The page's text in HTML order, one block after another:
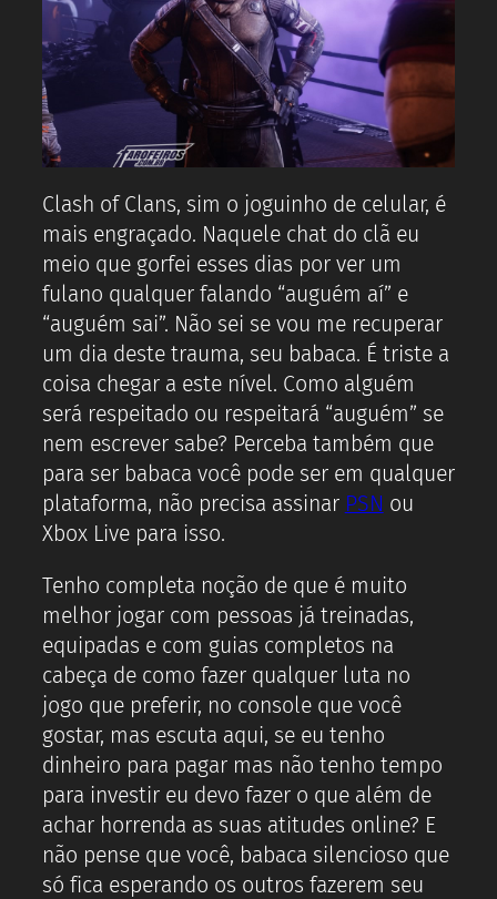
Clash of Clans, sim o joguinho de celular, é
mais engraçado. Naquele chat do clã eu
meio que gorfei esses dias por ver um
fulano qualquer falando “auguém aí” e
“auguém sai”. Não sei se vou me recuperar
um dia deste trauma, seu babaca. É triste a
coisa chegar a este nível. Como alguém
será respeitado ou respeitará “auguém” se
nem escrever sabe? Perceba também que
para ser babaca você pode ser em qualquer
plataforma, não precisa assinar PSN ou
Xbox Live para isso.
Tenho completa noção de que é muito
melhor jogar com pessoas já treinadas,
equipadas e com guias completos na
cabeça de como fazer qualquer luta no
jogo que preferir, no console que você
gostar, mas escuta aqui, se eu tenho
dinheiro para pagar mas não tenho tempo
para investir eu devo fazer o que além de
achar horrenda as suas atitudes online? E
não pense que você, babaca silencioso que
só fica esperando os outros fazerem seu